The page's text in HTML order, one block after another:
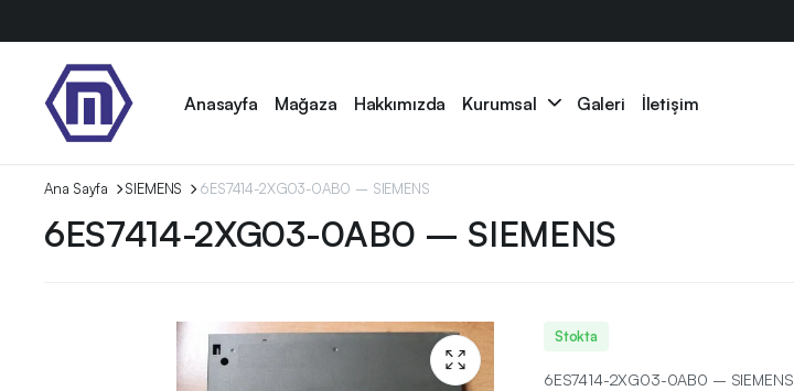
Anasayfa Mağaza Hakkımızda Kurumsal Galeri İletişim
Ana Sayfa SIEMENS 6ES7414-2XG03-0AB0 – SIEMENS
6ES7414-2XG03-0AB0 – SIEMENS
Stokta
6ES7414-2XG03-0AB0 – SIEMENS